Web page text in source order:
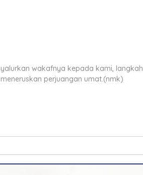
wakafnya kepada kami, langkah
perjuangan umat.(nmk)